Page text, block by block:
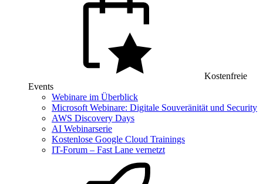
Kostenfreie
Events
Webinare im Überblick
Microsoft Webinare: Digitale Souveränität und Security
AWS Discovery Days
AI Webinarserie
Kostenlose Google Cloud Trainings
IT-Forum – Fast Lane vernetzt